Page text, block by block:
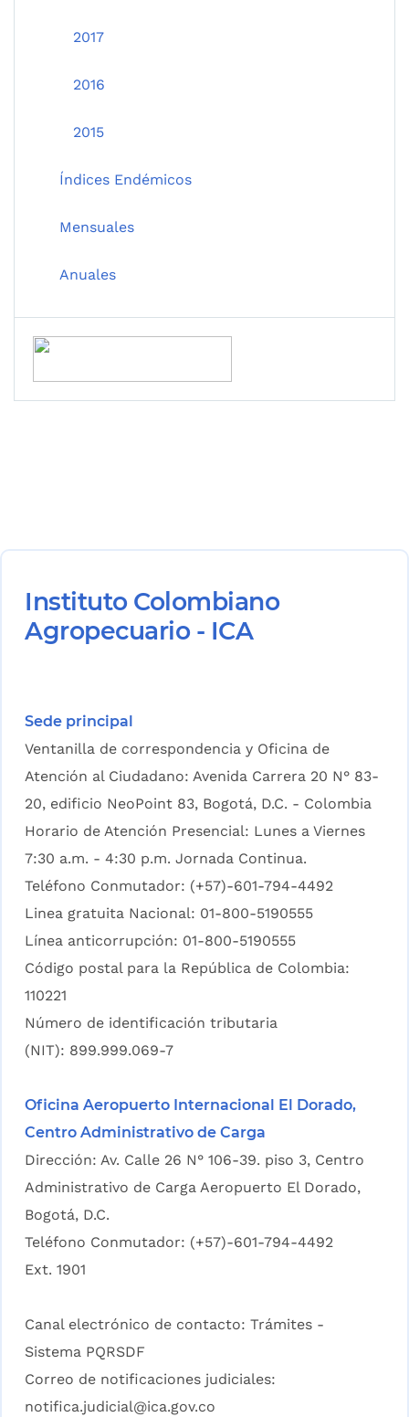
2017
2016
2015
Índices Endémicos
Mensuales
Anuales
Instituto Colombiano
Agropecuario - ICA
Sede principal
Ventanilla de correspondencia y Oficina de
Atención al Ciudadano: Avenida Carrera 20 N° 83-
20, edificio NeoPoint 83, Bogotá, D.C. - Colombia
Horario de Atención Presencial: Lunes a Viernes
7:30 a.m. - 4:30 p.m. Jornada Continua.
Teléfono Conmutador: (+57)-601-794-4492
Linea gratuita Nacional: 01-800-5190555
Línea anticorrupción: 01-800-5190555
Código postal para la República de Colombia:
110221
Número de identificación tributaria
(NIT): 899.999.069-7
Oficina Aeropuerto Internacional El Dorado,
Centro Administrativo de Carga
Dirección: Av. Calle 26 N° 106-39. piso 3, Centro
Administrativo de Carga Aeropuerto El Dorado,
Bogotá, D.C.
Teléfono Conmutador: (+57)-601-794-4492
Ext. 1901
Canal electrónico de contacto: Trámites -
Sistema PQRSDF
Correo de notificaciones judiciales:
notifica.judicial@ica.gov.co